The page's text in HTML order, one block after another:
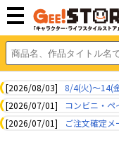
[2026/08/03]
8/4(火)～14(
[2026/07/01]
コンビニ・ペ
[2026/07/01]
ご注文確定メ